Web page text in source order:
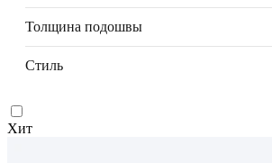
Толщина подошвы
Стиль
Хит